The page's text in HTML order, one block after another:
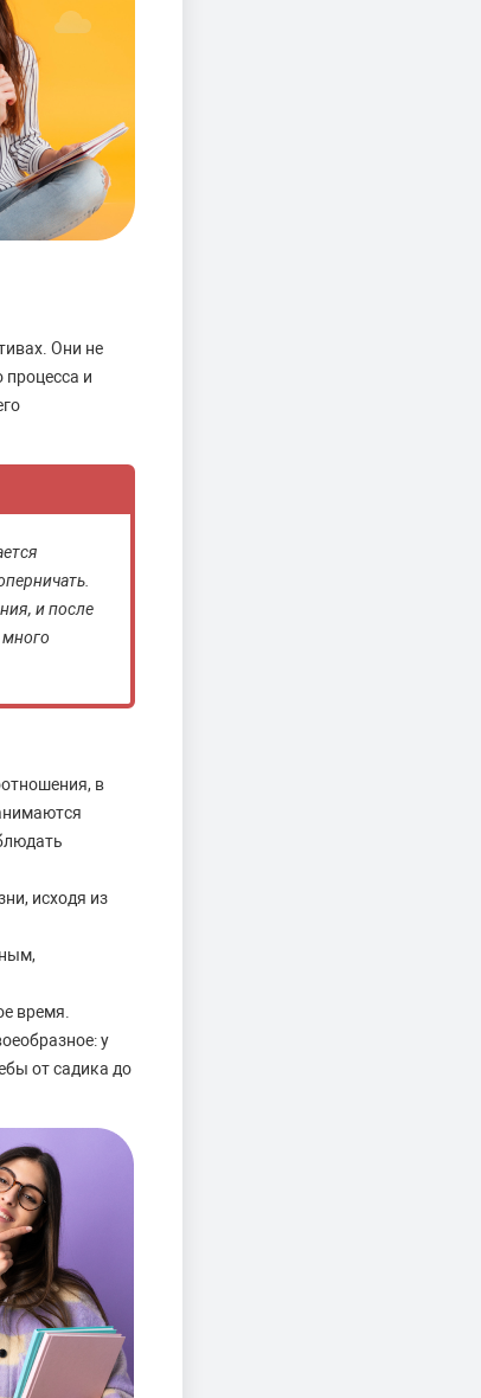
Они не
процесса и
и после
в
исходя из
время.
у
от садика до